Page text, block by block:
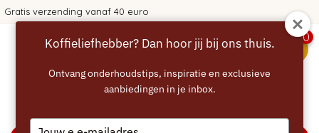
365 dagen bedenktijd!
0
Koffieliefhebber? Dan hoor jij bij ons thuis.
Ontvang onderhoudstips, inspiratie en exclusieve
aanbiedingen in je inbox.
Type